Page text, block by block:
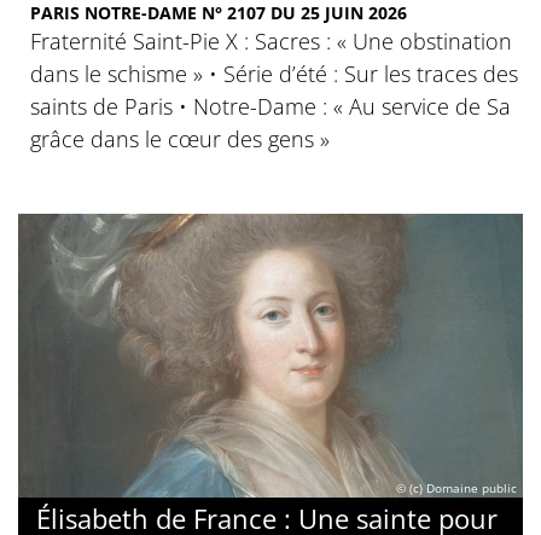
PARIS NOTRE-DAME N° 2107 DU 25 JUIN 2026
Fraternité Saint-Pie X : Sacres : « Une obstination
dans le schisme » • Série d’été : Sur les traces des
saints de Paris • Notre-Dame : « Au service de Sa
grâce dans le cœur des gens »
© (c) Domaine public
Élisabeth de France : Une sainte pour